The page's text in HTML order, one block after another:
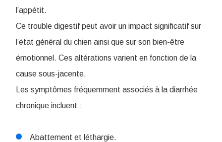
l’appétit.
Ce trouble digestif peut avoir un impact significatif sur
l’état général du chien ainsi que sur son bien-être
émotionnel. Ces altérations varient en fonction de la
cause sous-jacente.
Les symptômes fréquemment associés à la diarrhée
chronique incluent :
Abattement et léthargie.